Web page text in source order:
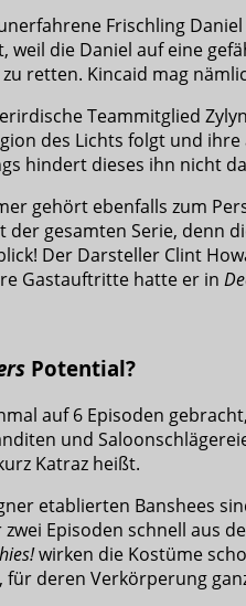
Frischling
weil die Daniel auf eine
retten. Kincaid mag
Teammitglied
des Lichts folgt und
hindert dieses ihn nicht
gehört ebenfalls zum
der gesamten Serie, denn
Der Darsteller Clint
Gastauftritte hatte er in
Potential?
auf 6 Episoden
und
Katraz heißt.
etablierten Banshees
Episoden schnell aus
wirken die Kostüme
deren Verkörperung